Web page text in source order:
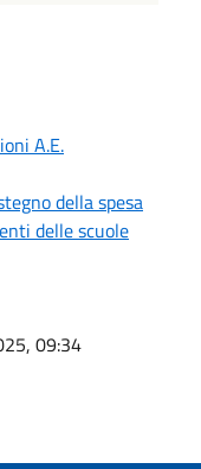
A.E.
della spesa
delle scuole
09:34